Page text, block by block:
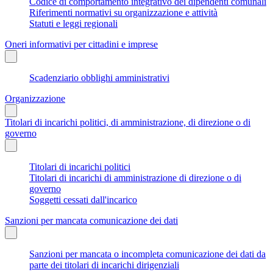
Riferimenti normativi su organizzazione e attività
Statuti e leggi regionali
Oneri informativi per cittadini e imprese
Scadenziario obblighi amministrativi
Organizzazione
Titolari di incarichi politici, di amministrazione, di direzione o di
governo
Titolari di incarichi politici
Titolari di incarichi di amministrazione di direzione o di
governo
Soggetti cessati dall'incarico
Sanzioni per mancata comunicazione dei dati
Sanzioni per mancata o incompleta comunicazione dei dati da
parte dei titolari di incarichi dirigenziali